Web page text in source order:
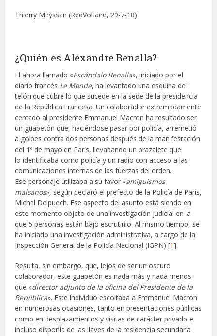
Thierry Meyssan (RedVoltaire, 29-7-18)
¿Quién es Alexandre Benalla?
El ahora llamado «Escándalo Benalla», iniciado por el
diario francés Le Monde, ha levantado una esquina del
telón que cubre lo que sucede en la sede de la presidencia
de la República Francesa. Un colaborador extremadamente
cercado al presidente Emmanuel Macron ha resultado ser
un guapetón que, haciéndose pasar por policía, arremetió
a golpes contra dos personas después de la manifestación
del 1º de mayo en París, llevabando un brazalete que
lo identificaba como policía y un radio con acceso a las
comunicaciones internas de las fuerzas del orden.
Ese personaje utilizaba a su favor «amiguismos
malsanos», según declaró el prefecto de la Policía de París,
Michel Delpuech. Ese aspecto del asunto está siendo en
este momento objeto de una investigación judicial en la
que 5 personas están bajo escrutinio. Al mismo tiempo, se
ha iniciado una investigación administrativa, a cargo de la
Inspección General de la Policía Nacional (IGPN) [1].
Resulta, sin embargo, que, lejos de ser un oscuro
colaborador, este guapetón es nada más y nada menos
que «director adjunto de la oficina del Presidente de la
República». Este individuo escoltaba a Emmanuel Macron
en numerosas ocasiones, tanto en presentaciones públicas
como en desplazamientos y visitas de carácter privado e
incluso disponía de las llaves de la residencia secundaria